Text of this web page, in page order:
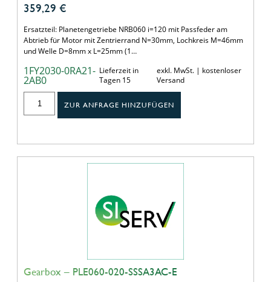
359,29 €
Ersatzteil: Planetengetriebe NRB060 i=120 mit Passfeder am
Abtrieb für Motor mit Zentrierrand N=30mm, Lochkreis M=46mm
und Welle D=8mm x L=25mm (1…
1FY2030-0RA21-
2AB0
Lieferzeit in
Tagen 15
exkl. MwSt. | kostenloser
Versand
ZUR ANFRAGE HINZUFÜGEN
Gearbox – PLE060-020-SSSA3AC-E